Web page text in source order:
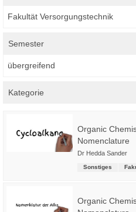
Fakultät Versorgungstechnik
Semester
übergreifend
Kategorie
Organic
Nomenclature
Dr Hedda Sander
Sonstiges
Organic